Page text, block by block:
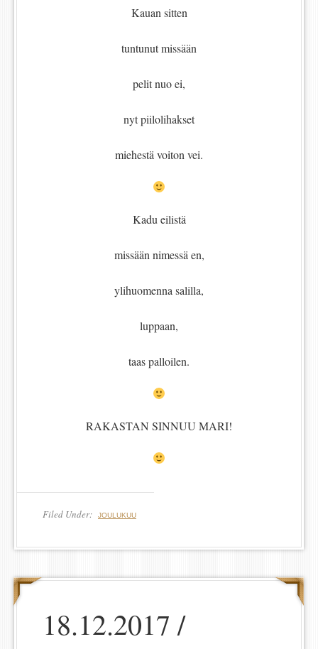
Kauan sitten
tuntunut missään
pelit nuo ei,
nyt piilolihakset
miehestä voiton vei.
Kadu eilistä
missään nimessä en,
ylihuomenna salilla,
luppaan,
taas palloilen.
RAKASTAN SINNUU MARI!
Filed Under: JOULUKUU
18.12.2017 /